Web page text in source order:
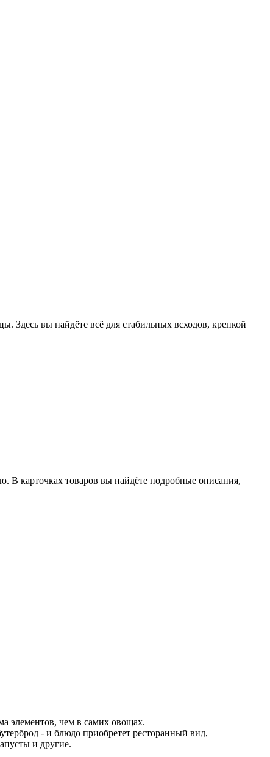
Здесь вы найдёте всё для стабильных всходов, крепкой
В карточках товаров вы найдёте подробные описания,
элементов, чем в самих овощах.
- и блюдо приобретет ресторанный вид,
и другие.